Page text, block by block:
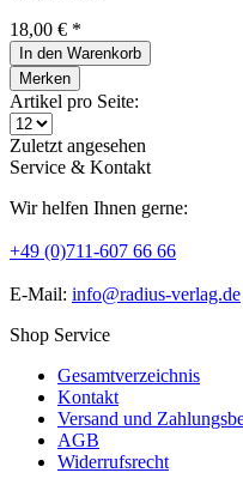
18,00 € *
In den Warenkorb
Merken
Artikel pro Seite:
Zuletzt angesehen
Service & Kontakt
Wir helfen Ihnen gerne:
+49 (0)711-607 66 66
E-Mail: info@radius-verlag.de
Shop Service
Gesamtverzeichnis
Kontakt
Versand und
AGB
Widerrufsrecht